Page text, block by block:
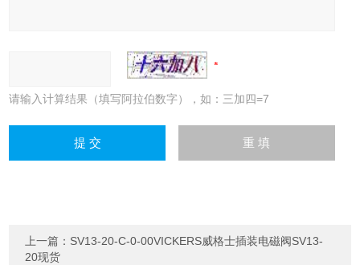
请输入计算结果（填写阿拉伯数字），如：三加四=7
上一篇： SV13-20-C-0-00VICKERS威格士插装电磁阀SV13-
20现货